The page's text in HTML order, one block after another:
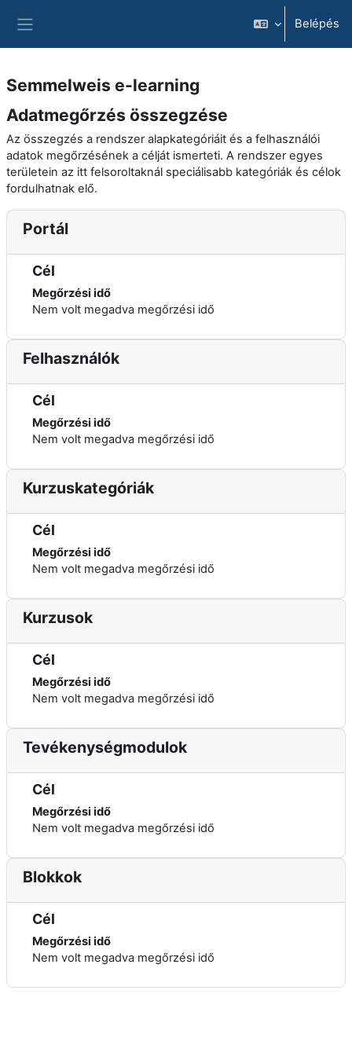
Belépés
Semmelweis e-learning
Adatmegőrzés összegzése
Az összegzés a rendszer alapkategóriáit és a felhasználói
adatok megőrzésének a célját ismerteti. A rendszer egyes
területein az itt felsoroltaknál speciálisabb kategóriák és célok
fordulhatnak elő.
Portál
Cél
Megőrzési idő
Nem volt megadva megőrzési idő
Felhasználók
Cél
Megőrzési idő
Nem volt megadva megőrzési idő
Kurzuskategóriák
Cél
Megőrzési idő
Nem volt megadva megőrzési idő
Kurzusok
Cél
Megőrzési idő
Nem volt megadva megőrzési idő
Tevékenységmodulok
Cél
Megőrzési idő
Nem volt megadva megőrzési idő
Blokkok
Cél
Megőrzési idő
Nem volt megadva megőrzési idő